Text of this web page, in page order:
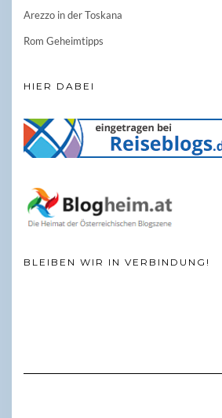
Arezzo in der Toskana
Rom Geheimtipps
HIER DABEI
BLEIBEN WIR IN VERBINDUNG!